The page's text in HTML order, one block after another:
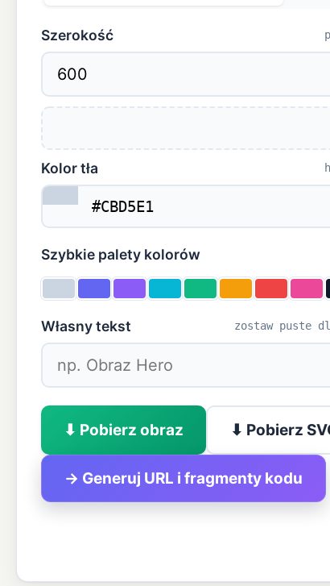
Szerokość
Kolor tła
Szybkie palety kolorów
Własny tekst zostaw puste
⬇ Pobierz obraz ⬇ Pobierz
→ Generuj URL i fragmenty kodu